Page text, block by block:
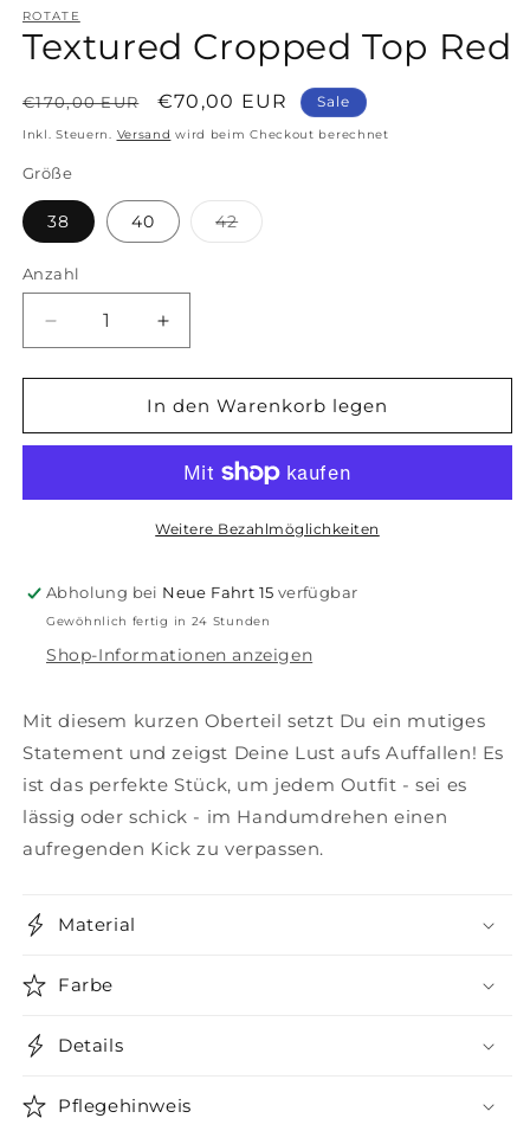
ROTATE
Textured Cropped Top Red
Normaler
Preis
€170,00 EUR Verkaufspreis
€70,00 EUR Sale
Inkl. Steuern. Versand wird beim Checkout berechnet
Größe
38 40 42Variante
ausverkauft
Anzahl
Anzahl
Verringere
die
Menge
Textured
Red
Erhöhe
die
Menge
für
Textured
Cropped
Top
Red
In den Warenkorb legen
Weitere Bezahlmöglichkeiten
Abholung bei Neue Fahrt 15 verfügbar
Gewöhnlich fertig in 24 Stunden
Shop-Informationen anzeigen
Mit diesem kurzen Oberteil setzt Du ein mutiges
Statement und zeigst Deine Lust aufs Auffallen! Es
ist das perfekte Stück, um jedem Outfit - sei es
lässig oder schick - im Handumdrehen einen
aufregenden Kick zu verpassen.
Material
Farbe
Details
Pflegehinweis